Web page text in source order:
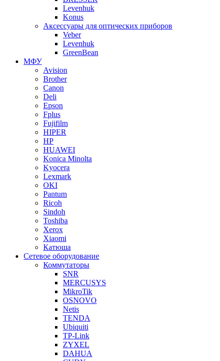
Levenhuk
Konus
Аксессуары для оптических приборов
Veber
Levenhuk
GreenBean
МФУ
Avision
Brother
Canon
Deli
Epson
Fplus
Fujifilm
HIPER
HP
HUAWEI
Konica Minolta
Kyocera
Lexmark
OKI
Pantum
Ricoh
Sindoh
Toshiba
Xerox
Xiaomi
Катюша
Сетевое оборудование
Коммутаторы
SNR
MERCUSYS
MikroTik
OSNOVO
Netis
TENDA
Ubiquiti
TP-Link
ZYXEL
DAHUA